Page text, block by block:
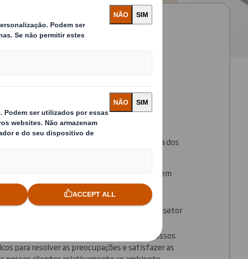
em termos da
dos produtos
pelos quais a DS Smith é líder em segurança dos
de papel para contacto com alimentos em
na nossa produção de papel são
independente por especialistas líderes do setor
conhecimento com a experiência dos nossos
para resolver as preocupações e satisfazer as